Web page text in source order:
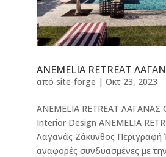
ANEMELIA RETREAT
από site-forge | Οκτ 23, 2023
ANEMELIA RETREAT ΛΑΓΑΝΑΣ
Interior Design ANEMELIA
Λαγανάς Ζάκυνθος Περιγραφή
αναφορές συνδυασμένες με